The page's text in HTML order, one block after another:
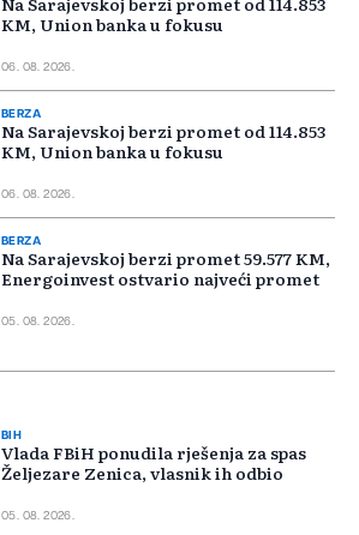
KM, Union banka u fokusu
06. 08. 2026.
BERZA
Na Sarajevskoj berzi promet od 114.853
KM, Union banka u fokusu
06. 08. 2026.
BERZA
Na Sarajevskoj berzi promet 59.577 KM,
Energoinvest ostvario najveći promet
05. 08. 2026.
BIH
Vlada FBiH ponudila rješenja za spas
Željezare Zenica, vlasnik ih odbio
05. 08. 2026.